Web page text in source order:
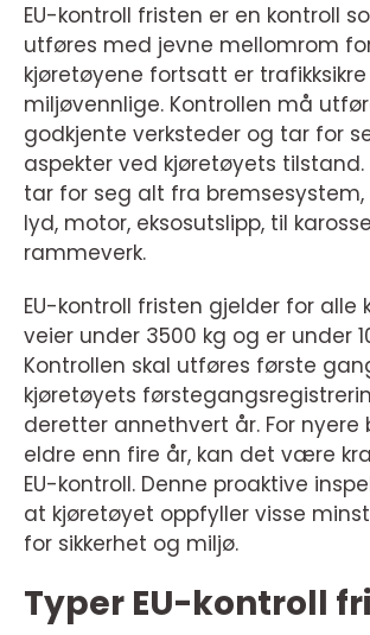
EU-kontroll fristen er en kontroll
utføres med jevne mellomrom
kjøretøyene fortsatt er
miljøvennlige. Kontrollen må
godkjente verksteder og tar for
aspekter ved kjøretøyets tilstand.
tar for seg alt fra bremsesystem,
lyd, motor, eksosutslipp, til
rammeverk.
EU-kontroll fristen gjelder for alle
veier under 3500 kg og er under
Kontrollen skal utføres første
kjøretøyets
deretter annethvert år. For nyere
eldre enn fire år, kan det være
EU-kontroll. Denne proaktive
at kjøretøyet oppfyller visse
for sikkerhet og miljø.
Typer EU-kontroll